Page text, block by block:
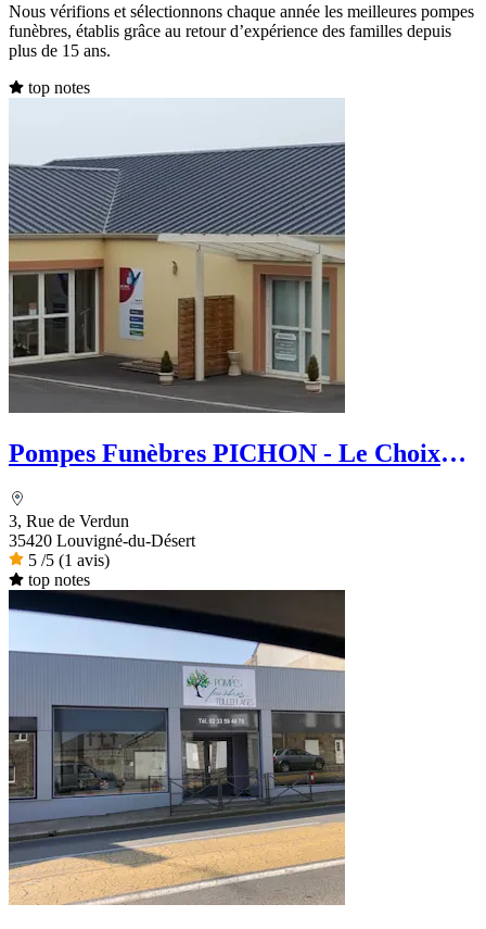
Nous vérifions et sélectionnons chaque année les meilleures pompes
funèbres, établis grâce au retour d’expérience des familles depuis
plus de 15 ans.
top notes
Pompes Funèbres PICHON - Le Choix
3, Rue de Verdun
35420 Louvigné-du-Désert
5 /5 (1 avis)
top notes